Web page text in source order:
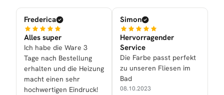
Frederica
Alles super
Ich habe die Ware 3
Tage nach Bestellung
erhalten und die Heizung
macht einen sehr
hochwertigen Eindruck!
Simon
Hervorragender
Service
Die Farbe passt perfekt
zu unseren Fliesen im
Bad
08.10.2023